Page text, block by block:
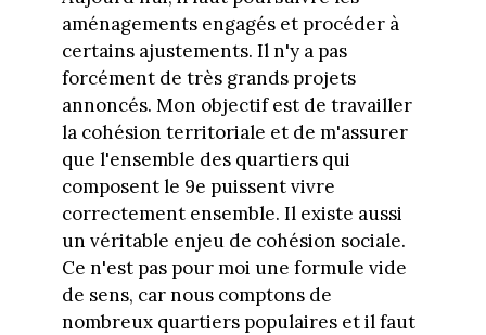
aménagements engagés et procéder à
certains ajustements. Il n'y a pas
forcément de très grands projets
annoncés. Mon objectif est de travailler
la cohésion territoriale et de m'assurer
que l'ensemble des quartiers qui
composent le 9e puissent vivre
correctement ensemble. Il existe aussi
un véritable enjeu de cohésion sociale.
Ce n'est pas pour moi une formule vide
de sens, car nous comptons de
nombreux quartiers populaires et il faut